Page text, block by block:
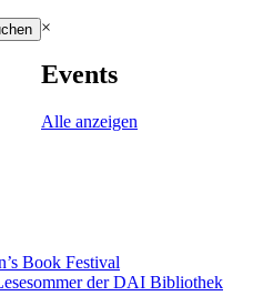
×
Events
Alle anzeigen
Book Festival
der DAI Bibliothek